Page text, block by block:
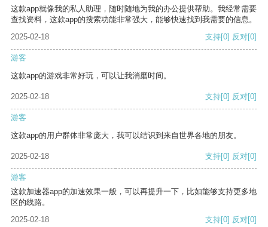
这款app就像我的私人助理，随时随地为我的办公提供帮助。我经常需要
查找资料，这款app的搜索功能非常强大，能够快速找到我需要的信息。
2025-02-18
支持[0] 反对[0]
游客
这款app的游戏非常好玩，可以让我消磨时间。
2025-02-18 支持[0] 反对[0]
游客
这款app的用户群体非常庞大，我可以结识到来自世界各地的朋友。
2025-02-18 支持[0] 反对[0]
游客
这款加速器app的加速效果一般，可以再提升一下，比如能够支持更多地
区的线路。
2025-02-18
支持[0] 反对[0]